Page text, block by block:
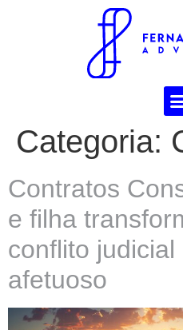
Categoria:
Contratos
e filha
conflito
afetuoso